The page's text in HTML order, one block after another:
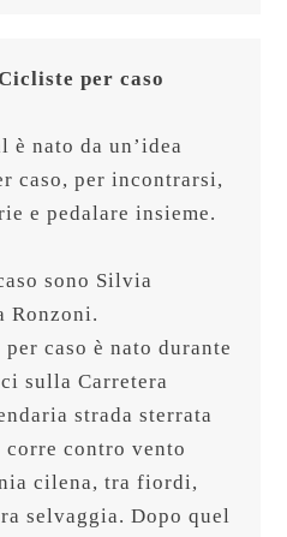
per caso
è nato da un’idea
caso, per incontrarsi,
e pedalare insieme.
sono Silvia
Ronzoni.
caso è nato durante
sulla Carretera
strada sterrata
corre contro vento
cilena, tra fiordi,
selvaggia. Dopo quel